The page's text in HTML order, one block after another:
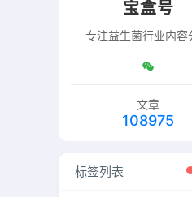
宝盒号
专注益生菌行业内容
文章
108975
标签列表